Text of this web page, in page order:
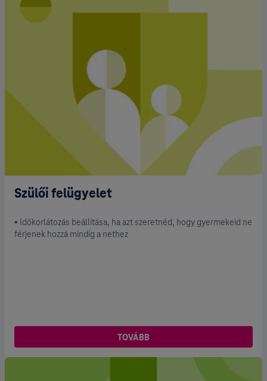
Szülői felügyelet
▪ Időkorlátozás beállítása, ha azt szeretnéd, hogy gyermekeid ne
férjenek hozzá mindig a nethez
TOVÁBB